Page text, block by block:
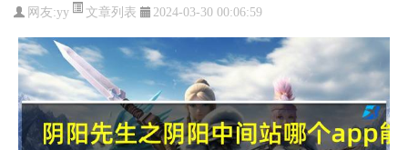
网友:yy 文章列表 2024-03-30 00:06:59